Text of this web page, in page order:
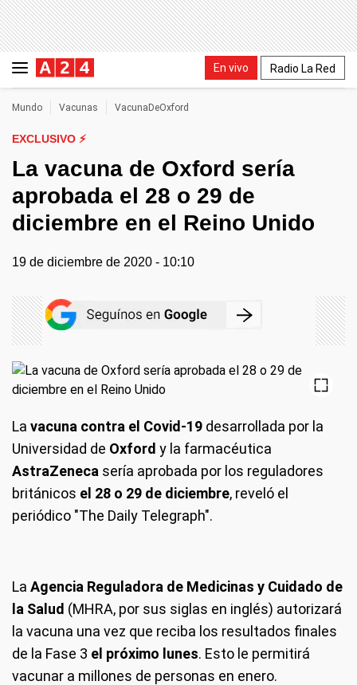
En vivo Radio La Red
Mundo Vacunas VacunaDeOxford
EXCLUSIVO ⚡
La vacuna de Oxford sería
aprobada el 28 o 29 de
diciembre en el Reino Unido
19 de diciembre de 2020 - 10:10
La vacuna contra el Covid-19 desarrollada por la
Universidad de Oxford y la farmacéutica
AstraZeneca sería aprobada por los reguladores
británicos el 28 o 29 de diciembre, reveló el
periódico "The Daily Telegraph".
La Agencia Reguladora de Medicinas y Cuidado de
la Salud (MHRA, por sus siglas en inglés) autorizará
la vacuna una vez que reciba los resultados finales
de la Fase 3 el próximo lunes. Esto le permitirá
vacunar a millones de personas en enero.